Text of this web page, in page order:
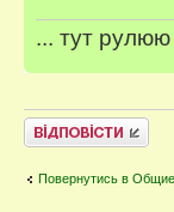
... тут рулюю
Відповісти
Повернутись в